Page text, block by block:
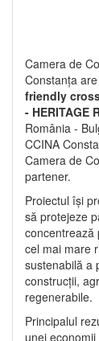
Camera de
Constanța
friendly
- HERITAGE
România -
CCINA
Camera de
partener.
Proiectul își
să protejeze
concentrează
cel mai mare
sustenabilă a
construcții,
regenerabile.
Principalul
unei